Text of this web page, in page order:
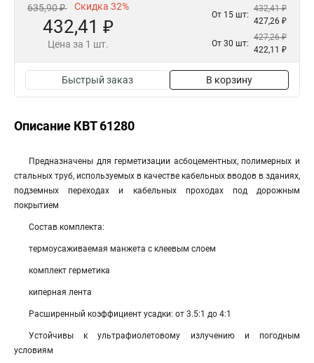
635,90 ₽ Скидка 32%
432,41 ₽
Цена за 1 шт.
От 15 шт:
432,41 ₽
427,26 ₽
От 30 шт:
427,26 ₽
422,11 ₽
Быстрый заказ В корзину
Описание КВТ 61280
Предназначены для герметизации асбоцементных, полимерных и
стальных труб, используемых в качестве кабельных вводов в зданиях,
подземных переходах и кабельных проходах под дорожным
покрытием
Состав комплекта:
термоусаживаемая манжета с клеевым слоем
комплект герметика
киперная лента
Расширенный коэффициент усадки: от 3.5:1 до 4:1
Устойчивы к ультрафиолетовому излучению и погодным
условиям